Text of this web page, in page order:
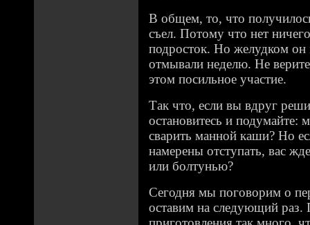
В общем, то, что
съел. Потому что нет
подросток. Но желудком он
отмывали неделю. Не
этом посильное участие.
Так что, если вы вдруг
остановитесь и подумайте:
сварить манной каши? Но
намерены отступать, вас
или болтунью?
Сегодня мы поговорим о
оставим на следующий раз.